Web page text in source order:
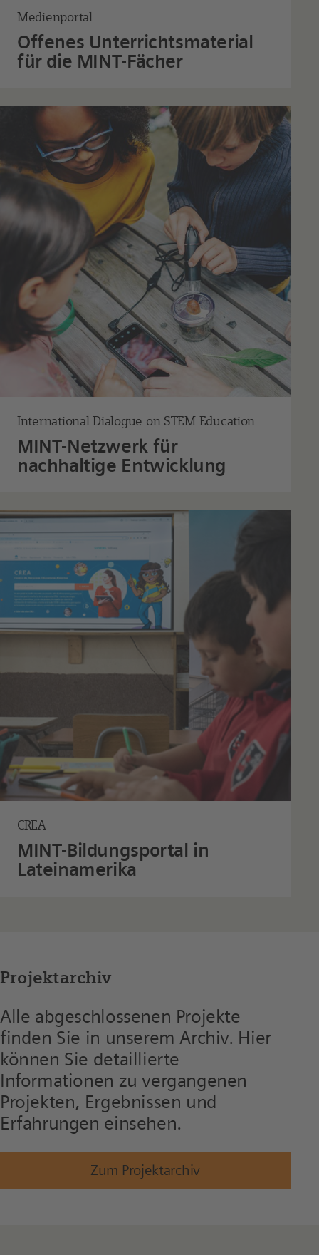
Medienportal
Offenes Unterrichtsmaterial
für die MINT-Fächer
International Dialogue on STEM Education
MINT-Netzwerk für
nachhaltige Entwicklung
CREA
MINT-Bildungsportal in
Lateinamerika
Projektarchiv
Alle abgeschlossenen Projekte
finden Sie in unserem Archiv. Hier
können Sie detaillierte
Informationen zu vergangenen
Projekten, Ergebnissen und
Erfahrungen einsehen.
Zum Projektarchiv